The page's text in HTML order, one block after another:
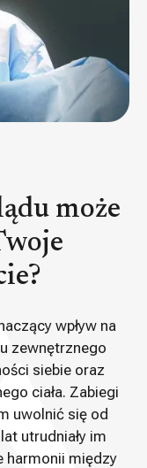
może
wpływ na
zewnętrznego
siebie oraz
ciała. Zabiegi
uwolnić się od
utrudniały im
harmonii między